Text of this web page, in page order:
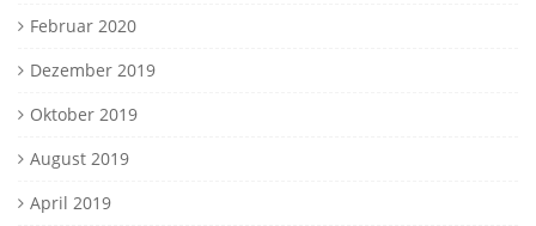
Februar 2020
Dezember 2019
Oktober 2019
August 2019
April 2019